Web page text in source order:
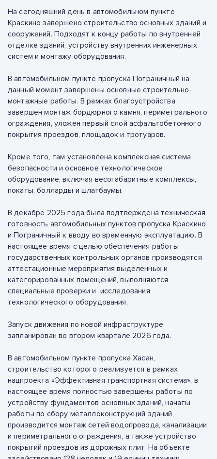
На сегодняшний день в автомобильном пункте
Краскино завершено строительство основных зданий и
сооружений. Подходят к концу работы по внутренней
отделке зданий, устройству внутренних инженерных
систем и монтажу оборудования.
В автомобильном пункте пропуска Пограничный на
данный момент завершены основные строительно-
монтажные работы. В рамках благоустройства
завершен монтаж бордюрного камня, периметрального
ограждения, уложен первый слой асфальтобетонного
покрытия проездов, площадок и тротуаров.
Кроме того, там установлена комплексная система
безопасности и основное технологическое
оборудование, включая весогабаритные комплексы,
покаты, болларды и шлагбаумы.
В декабре 2025 года была подтверждена техническая
готовность автомобильных пунктов пропуска Краскино
и Пограничный к вводу во временную эксплуатацию. В
настоящее время с целью обеспечения работы
государственных контрольных органов производятся
аттестационные мероприятия выделенных и
категорированных помещений, выполняются
специальные проверки и исследования
технологического оборудования.
Запуск движения по новой инфраструктуре
запланирован во втором квартале 2026 года.
В автомобильном пункте пропуска Хасан,
строительство которого реализуется в рамках
нацпроекта «Эффективная транспортная система», в
настоящее время полностью завершены работы по
устройству фундаментов основных зданий, начаты
работы по сбору металлоконструкций зданий,
производится монтаж сетей водопровода, канализации
и периметрального ограждения, а также устройство
покрытий проездов из дорожных плит. На объекте